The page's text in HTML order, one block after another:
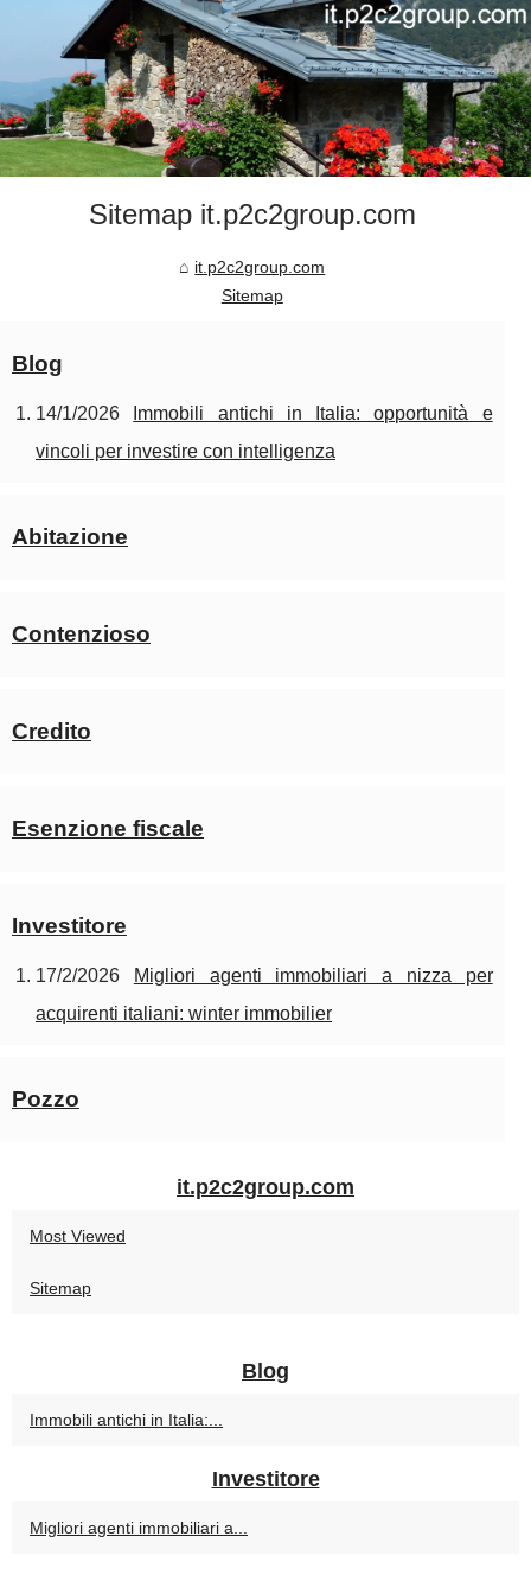
Sitemap it.p2c2group.com
it.p2c2group.com
Sitemap
Blog
14/1/2026
Immobili antichi in Italia: opportunità e
vincoli per investire con intelligenza
Abitazione
Contenzioso
Credito
Esenzione fiscale
Investitore
17/2/2026
Migliori agenti immobiliari a nizza per
acquirenti italiani: winter immobilier
Pozzo
it.p2c2group.com
Most Viewed
Sitemap
Blog
Immobili antichi in Italia:...
Investitore
Migliori agenti immobiliari a...